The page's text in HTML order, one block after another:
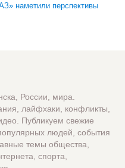
наметили перспективы
России, мира.
лайфхаки, конфликты,
Публикуем свежие
людей, события
темы общества,
спорта,